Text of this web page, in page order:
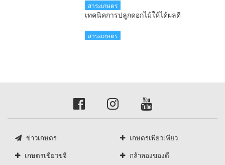
สาระเกษตร
เทคนิคการปลูกดอกไม้ให้ได้ผลดี
สาระเกษตร
ข่าวเกษตร
เกษตรเพียวเพียว
เกษตรเขียวขจี
กล้าลองของดี